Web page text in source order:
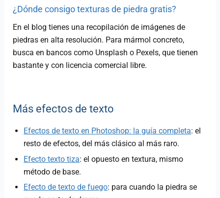
¿Dónde consigo texturas de piedra gratis?
En el blog tienes una recopilación de imágenes de
piedras en alta resolución. Para mármol concreto,
busca en bancos como Unsplash o Pexels, que tienen
bastante y con licencia comercial libre.
Más efectos de texto
Efectos de texto en Photoshop: la guía completa: el
resto de efectos, del más clásico al más raro.
Efecto texto tiza: el opuesto en textura, mismo
método de base.
Efecto de texto de fuego: para cuando la piedra se